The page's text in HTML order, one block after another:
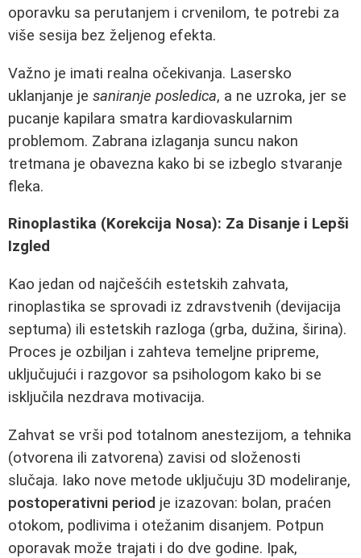
oporavku sa perutanjem i crvenilom, te potrebi za
više sesija bez željenog efekta.
Važno je imati realna očekivanja. Lasersko
uklanjanje je saniranje posledica, a ne uzroka, jer se
pucanje kapilara smatra kardiovaskularnim
problemom. Zabrana izlaganja suncu nakon
tretmana je obavezna kako bi se izbeglo stvaranje
fleka.
Rinoplastika (Korekcija Nosa): Za Disanje i Lepši
Izgled
Kao jedan od najčešćih estetskih zahvata,
rinoplastika se sprovadi iz zdravstvenih (deviјacija
septuma) ili estetskih razloga (grba, dužina, širina).
Proces je ozbiljan i zahteva temeljne pripreme,
uključujući i razgovor sa psihologom kako bi se
isključila nezdrava motivacija.
Zahvat se vrši pod totalnom anestezijom, a tehnika
(otvorena ili zatvorena) zavisi od složenosti
slučaja. Iako nove metode uključuju 3D modeliranje,
postoperativni period je izazovan: bolan, praćen
otokom, podlivima i otežanim disanjem. Potpun
oporavak može trajati i do dve godine. Ipak,